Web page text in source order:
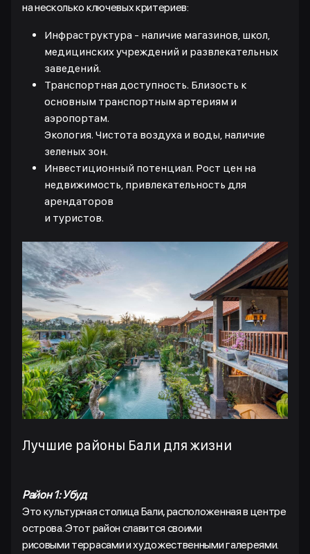
на несколько ключевых критериев:
Инфраструктура - наличие магазинов, школ,
медицинских учреждений и развлекательных
заведений.
Транспортная доступность. Близость к
основным транспортным артериям и
аэропортам.
Экология. Чистота воздуха и воды, наличие
зеленых зон.
Инвестиционный потенциал. Рост цен на
недвижимость, привлекательность для
арендаторов
и туристов.
Лучшие районы Бали для жизни
Район 1: Убуд
Это культурная столица Бали, расположенная в центре
острова. Этот район славится своими
рисовыми террасами и художественными галереями.